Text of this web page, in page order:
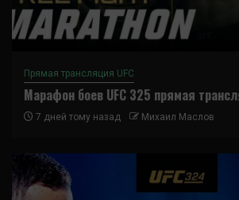
Прямая трансляция UFC
Марафон боев UFC 325 прямая
7 дней тому назад Михаил Маслов